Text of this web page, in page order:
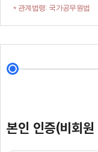
* 관계법령: 국가공무원법